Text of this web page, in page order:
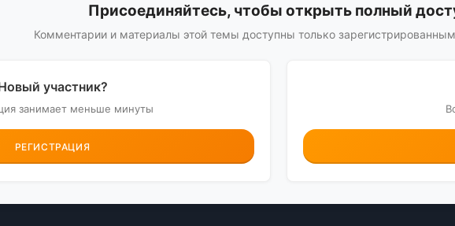
Присоединяйтесь, чтобы открыть полный
Комментарии и материалы этой темы доступны только
участник?
занимает меньше минуты
РЕГИСТРАЦИЯ